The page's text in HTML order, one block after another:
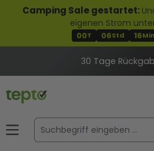
springen
Camping Sale gestartet:
eigenen Strom
00T 06Std 16Min
30 Tage